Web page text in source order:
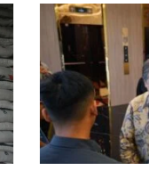
a
h
a
n
a
n